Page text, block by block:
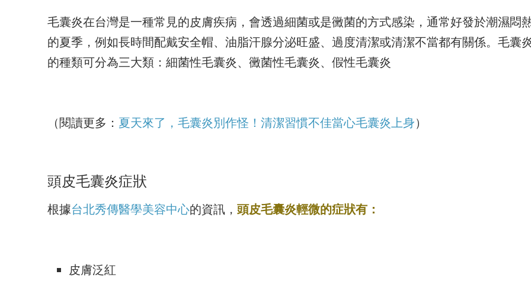
毛囊炎在台灣是一種常見的皮膚疾病，會透過細菌或是黴菌的方式感染，通常好發於潮濕悶
的夏季，例如長時間配戴安全帽、油脂汗腺分泌旺盛、過度清潔或清潔不當都有關係。毛囊
的種類可分為三大類：細菌性毛囊炎、黴菌性毛囊炎、假性毛囊炎
（閱讀更多： 夏天來了，毛囊炎別作怪！清潔習慣不佳當心毛囊炎上身）
頭皮毛囊炎症狀
根據台北秀傳醫學美容中心的資訊， 頭皮毛囊炎輕微的症狀有：
皮膚泛紅